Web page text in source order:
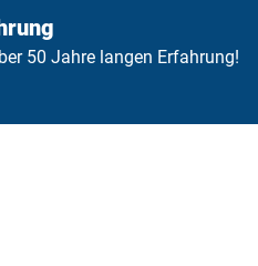
50 Jahre langen Erfahrung!